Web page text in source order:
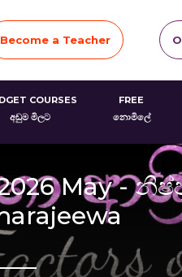
Become a Teacher
COURSES
අඩුම මිලට
FREE
නොමිලේ
May -